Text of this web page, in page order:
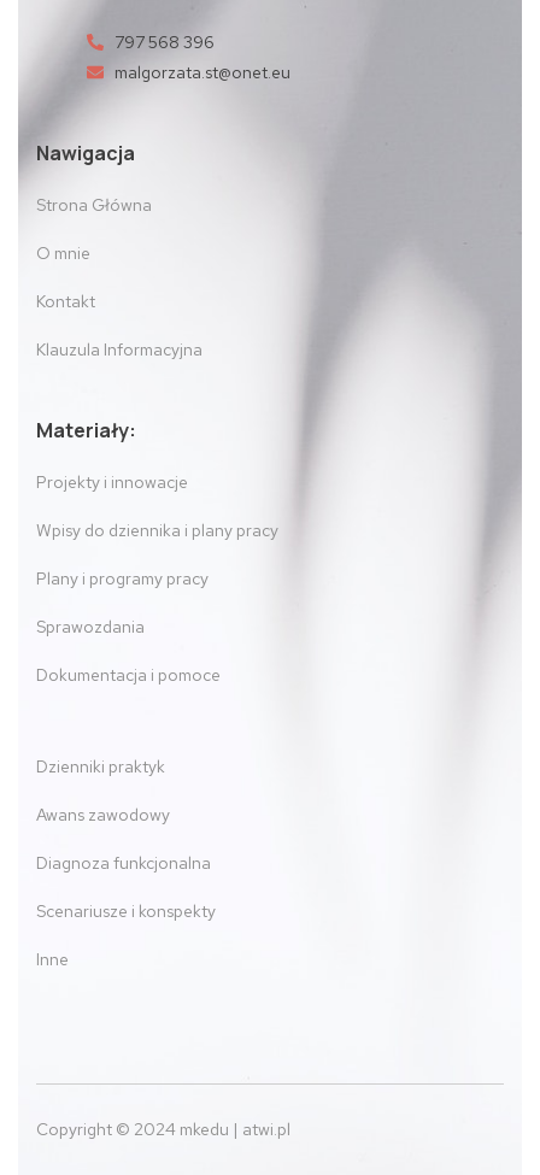
797 568 396
malgorzata.st@onet.eu
Nawigacja
Strona Główna
O mnie
Kontakt
Klauzula Informacyjna
Materiały:
Projekty i innowacje
Wpisy do dziennika i plany pracy
Plany i programy pracy
Sprawozdania
Dokumentacja i pomoce
Dzienniki praktyk
Awans zawodowy
Diagnoza funkcjonalna
Scenariusze i konspekty
Inne
Copyright © 2024 mkedu | atwi.pl